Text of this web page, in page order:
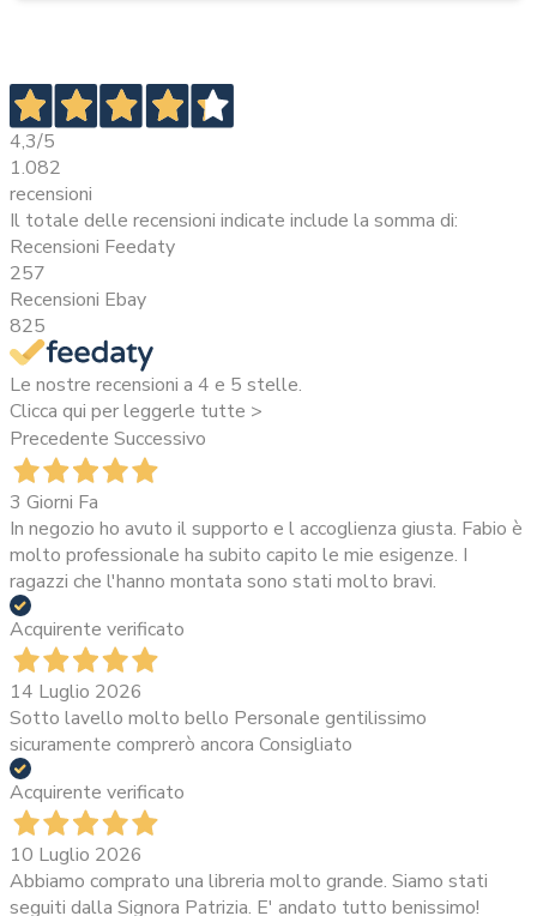
4,3/5
1.082
recensioni
Il totale delle recensioni indicate include la somma di:
Recensioni Feedaty
257
Recensioni Ebay
825
Le nostre recensioni a 4 e 5 stelle.
Clicca qui per leggerle tutte >
Precedente Successivo
3 Giorni Fa
In negozio ho avuto il supporto e l accoglienza giusta. Fabio è
molto professionale ha subito capito le mie esigenze. I
ragazzi che l'hanno montata sono stati molto bravi.
Acquirente verificato
14 Luglio 2026
Sotto lavello molto bello Personale gentilissimo
sicuramente comprerò ancora Consigliato
Acquirente verificato
10 Luglio 2026
Abbiamo comprato una libreria molto grande. Siamo stati
seguiti dalla Signora Patrizia. E' andato tutto benissimo!